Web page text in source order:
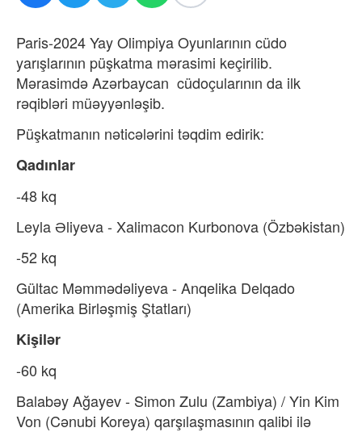
Paris-2024 Yay Olimpiya Oyunlarının cüdo
yarışlarının püşkatma mərasimi keçirilib.
Mərasimdə Azərbaycan cüdoçularının da ilk
rəqibləri müəyyənləşib.
Püşkatmanın nəticələrini təqdim edirik:
Qadınlar
-48 kq
Leyla Əliyeva - Xalimacon Kurbonova (Özbəkistan)
-52 kq
Gültac Məmmədəliyeva - Anqelika Delqado
(Amerika Birləşmiş Ştatları)
Kişilər
-60 kq
Balabəy Ağayev - Simon Zulu (Zambiya) / Yin Kim
Von (Cənubi Koreya) qarşılaşmasının qalibi ilə